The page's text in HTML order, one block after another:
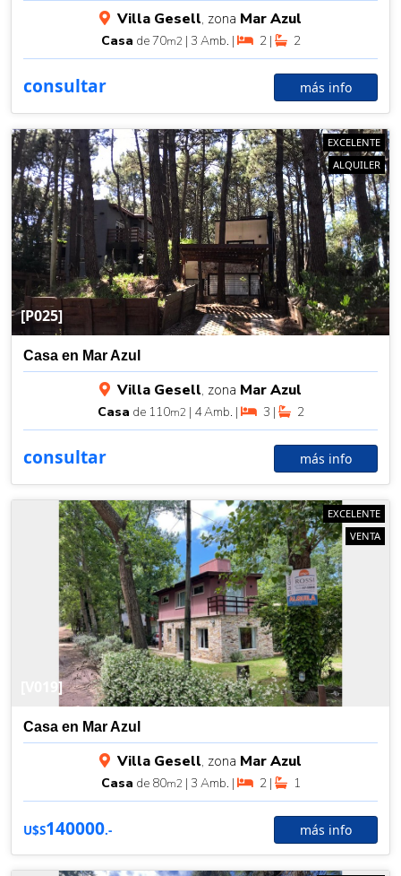
Villa Gesell, zona Mar Azul
Casa de 70m2 | 3 Amb. | 2 | 2
consultar más info
[P025]
EXCELENTE
ALQUILER
Casa en Mar Azul
Villa Gesell, zona Mar Azul
Casa de 110m2 | 4 Amb. | 3 | 2
consultar más info
[V019]
EXCELENTE
VENTA
Casa en Mar Azul
Villa Gesell, zona Mar Azul
Casa de 80m2 | 3 Amb. | 2 | 1
U$S140000.- más info